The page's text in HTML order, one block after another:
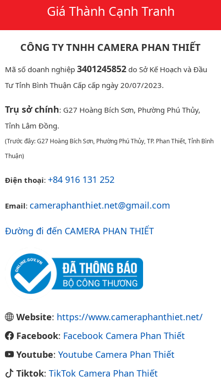
Giá Thành Cạnh Tranh
CÔNG TY TNHH CAMERA PHAN THIẾT
Mã số doanh nghiệp 3401245852 do Sở Kế Hoạch và Đầu
Tư Tỉnh Bình Thuận Cấp cấp ngày 20/07/2023.
Trụ sở chính: G27 Hoàng Bích Sơn, Phường Phú Thủy,
Tỉnh Lâm Đồng.
(Trước đây: G27 Hoàng Bích Sơn, Phường Phú Thủy, TP. Phan Thiết, Tỉnh Bình
Thuận)
Điện thoại: +84 916 131 252
Email: cameraphanthiet.net@gmail.com
Đường đi đến CAMERA PHAN THIẾT
Website: https://www.cameraphanthiet.net/
Facebook: Facebook Camera Phan Thiết
Youtube: Youtube Camera Phan Thiết
Tiktok: TikTok Camera Phan Thiết